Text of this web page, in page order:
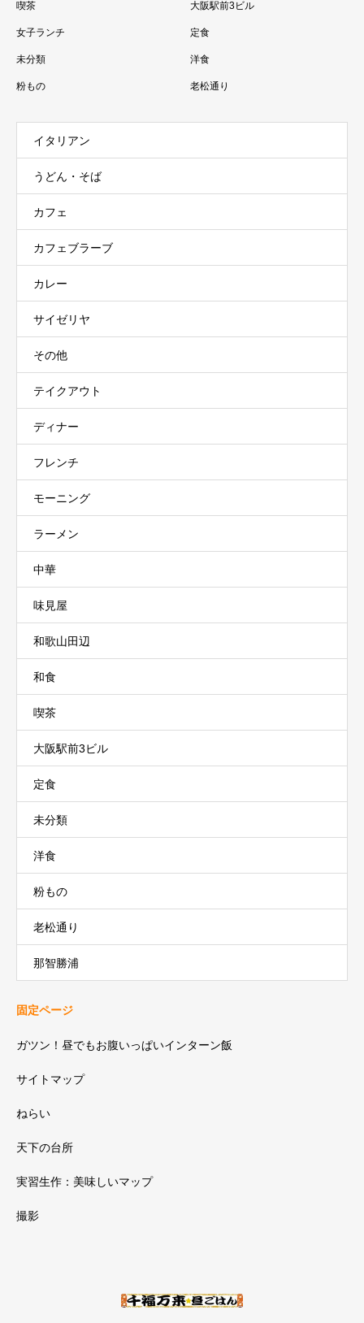
喫茶 大阪駅前3ビル
女子ランチ 定食
未分類 洋食
粉もの 老松通り
イタリアン
うどん・そば
カフェ
カフェブラーブ
カレー
サイゼリヤ
その他
テイクアウト
ディナー
フレンチ
モーニング
ラーメン
中華
味見屋
和歌山田辺
和食
喫茶
大阪駅前3ビル
定食
未分類
洋食
粉もの
老松通り
那智勝浦
固定ページ
ガツン！昼でもお腹いっぱいインターン飯
サイトマップ
ねらい
天下の台所
実習生作：美味しいマップ
撮影